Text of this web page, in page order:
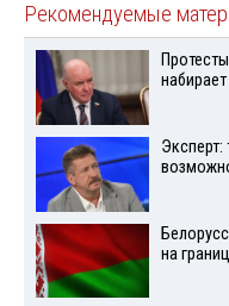
Рекомендуемые
на